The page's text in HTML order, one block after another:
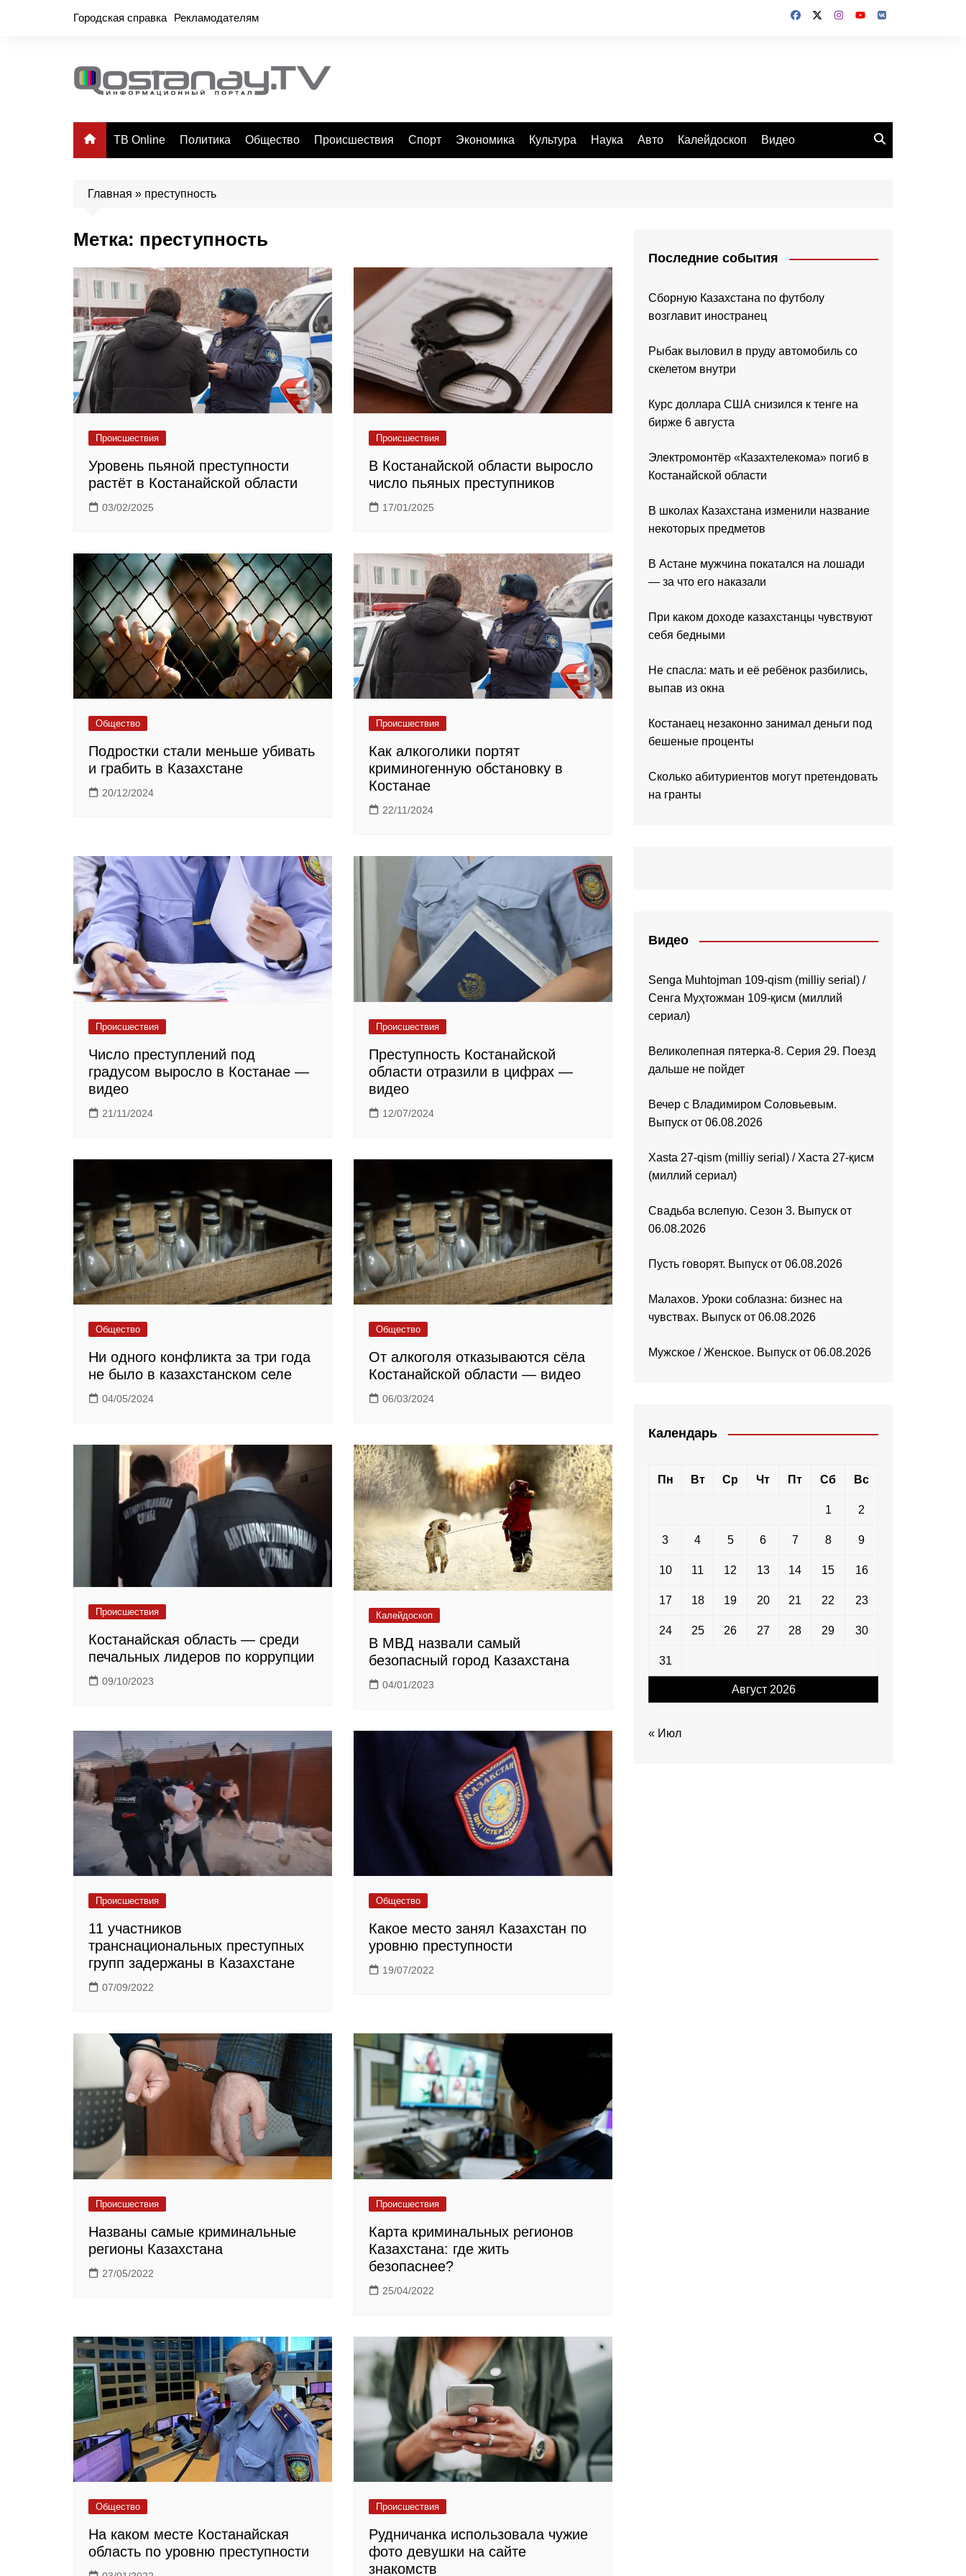
Городская справка Рекламодателям
ТВ Online Политика Общество Происшествия Спорт Экономика Культура Наука Авто Калейдоскоп Видео
Главная » преступность
Метка: преступность
Происшествия
Уровень пьяной преступности
растёт в Костанайской области
03/02/2025
Происшествия
В Костанайской области выросло
число пьяных преступников
17/01/2025
Общество
Подростки стали меньше убивать
и грабить в Казахстане
20/12/2024
Происшествия
Как алкоголики портят
криминогенную обстановку в
Костанае
22/11/2024
Происшествия
Число преступлений под
градусом выросло в Костанае —
видео
21/11/2024
Происшествия
Преступность Костанайской
области отразили в цифрах —
видео
12/07/2024
Общество
Ни одного конфликта за три года
не было в казахстанском селе
04/05/2024
Общество
От алкоголя отказываются сёла
Костанайской области — видео
06/03/2024
Происшествия
Костанайская область — среди
печальных лидеров по коррупции
09/10/2023
Калейдоскоп
В МВД назвали самый
безопасный город Казахстана
04/01/2023
Происшествия
11 участников
транснациональных преступных
групп задержаны в Казахстане
07/09/2022
Общество
Какое место занял Казахстан по
уровню преступности
19/07/2022
Происшествия
Названы самые криминальные
регионы Казахстана
27/05/2022
Происшествия
Карта криминальных регионов
Казахстана: где жить
безопаснее?
25/04/2022
Общество
На каком месте Костанайская
область по уровню преступности
Происшествия
Рудничанка использовала чужие
фото девушки на сайте
знакомств
Последние события
Сборную Казахстана по футболу
возглавит иностранец
Рыбак выловил в пруду автомобиль со
скелетом внутри
Курс доллара США снизился к тенге на
бирже 6 августа
Электромонтёр «Казахтелекома» погиб в
Костанайской области
В школах Казахстана изменили название
некоторых предметов
В Астане мужчина покатался на лошади
— за что его наказали
При каком доходе казахстанцы чувствуют
себя бедными
Не спасла: мать и её ребёнок разбились,
выпав из окна
Костанаец незаконно занимал деньги под
бешеные проценты
Сколько абитуриентов могут претендовать
на гранты
Видео
Senga Muhtojman 109-qism (milliy serial) /
Сенга Муҳтожман 109-қисм (миллий
сериал)
Великолепная пятерка-8. Серия 29. Поезд
дальше не пойдет
Вечер с Владимиром Соловьевым.
Выпуск от 06.08.2026
Xasta 27-qism (milliy serial) / Хаста 27-қисм
(миллий сериал)
Свадьба вслепую. Сезон 3. Выпуск от
06.08.2026
Пусть говорят. Выпуск от 06.08.2026
Малахов. Уроки соблазна: бизнес на
чувствах. Выпуск от 06.08.2026
Мужское / Женское. Выпуск от 06.08.2026
Календарь
Август 2026
Пн Вт Ср Чт Пт Сб Вс
1 2
3 4 5 6 7 8 9
10 11 12 13 14 15 16
17 18 19 20 21 22 23
24 25 26 27 28 29 30
31
« Июл